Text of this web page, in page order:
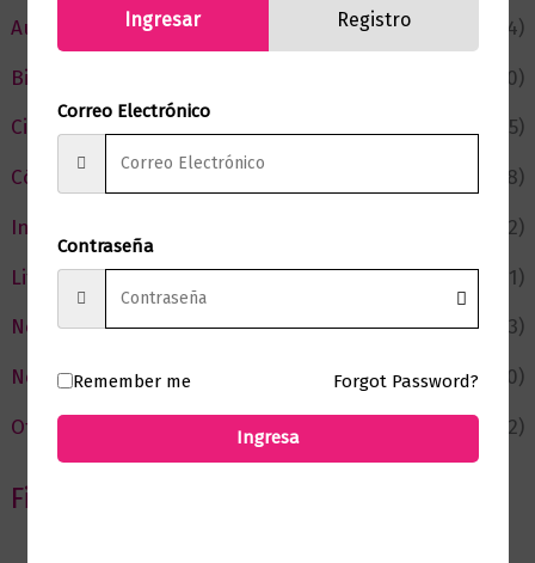
Autor del Mes
(4)
Bienestar
(230)
Ciencia y Conocimiento
(75)
Cómic y Fantasía
(88)
Infantil y Juvenil
(212)
Literatura
(371)
Negocios
(43)
Novedades
(110)
Ofertas
(12)
Filtrar por Autor
Ingresar Registro
Correo Electrónico
Contraseña
Remember me Forgot Password?
Ingresa